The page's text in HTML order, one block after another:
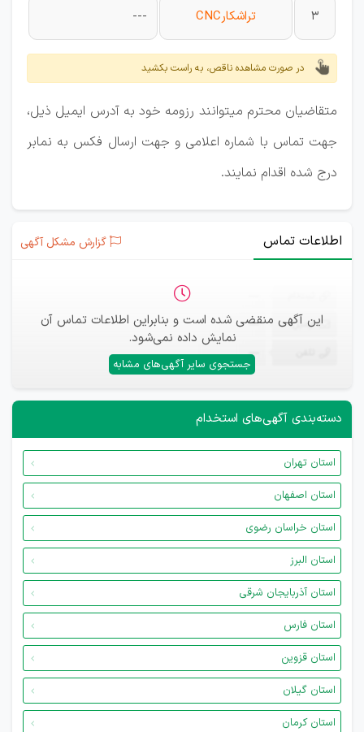
3 تراشکارCNC ---
در صورت مشاهده ناقص، به راست بکشید
متقاضیان محترم میتوانند رزومه خود به آدرس ایمیل ذیل،
جهت تماس با شماره اعلامی و جهت ارسال فکس به نمابر
درج شده اقدام نمایند.
اطلاعات تماس گزارش مشکل آگهی
این آگهی منقضی شده است و بنابراین اطلاعات تماس آن
نمایش داده نمی‌شود.
جستجوی سایر آگهی‌های مشابه
ایمیل —
—
دسته‌بندی آگهی‌های استخدام
استان تهران
استان اصفهان
استان خراسان رضوی
استان البرز
استان آذربایجان شرقی
استان فارس
استان قزوین
استان گیلان
استان کرمان